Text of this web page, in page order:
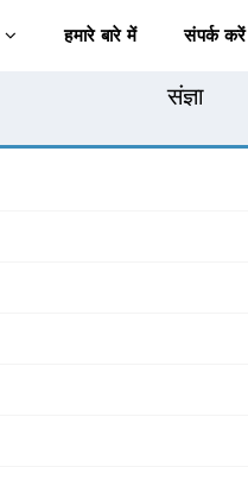
हमारे बारे में संपर्क करें
संज्ञा